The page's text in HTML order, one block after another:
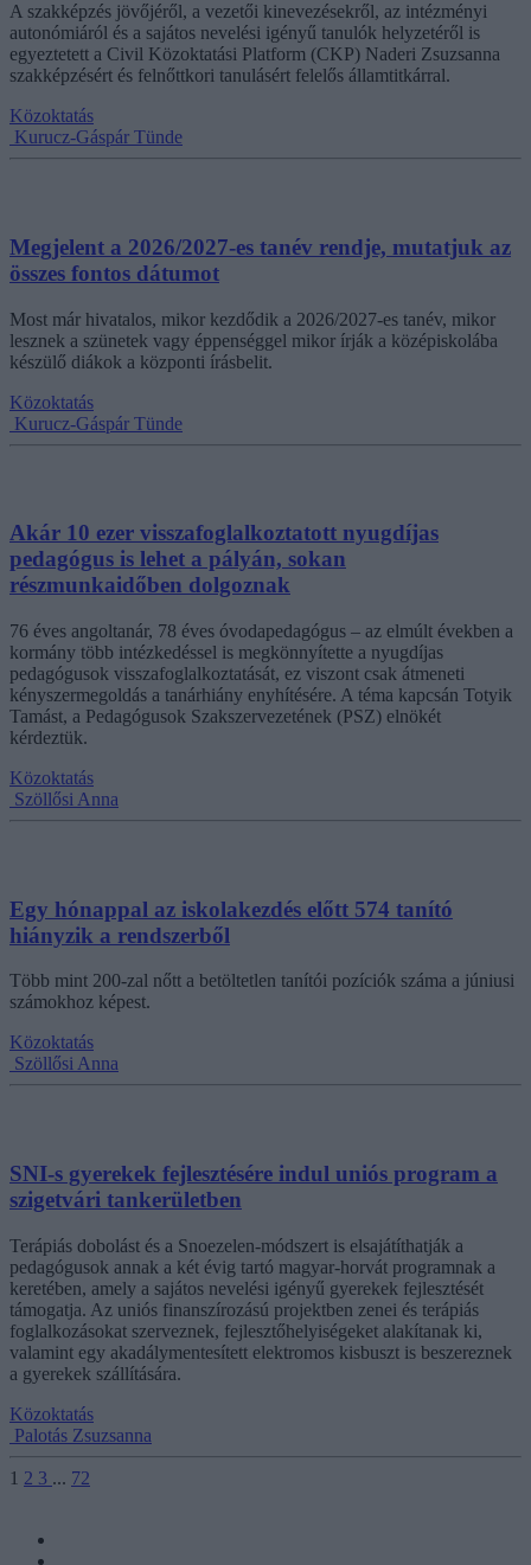
A szakképzés jövőjéről, a vezetői kinevezésekről, az intézményi
autonómiáról és a sajátos nevelési igényű tanulók helyzetéről is
egyeztetett a Civil Közoktatási Platform (CKP) Naderi Zsuzsanna
szakképzésért és felnőttkori tanulásért felelős államtitkárral.
Közoktatás
Kurucz-Gáspár Tünde
Megjelent a 2026/2027-es tanév rendje, mutatjuk az
összes fontos dátumot
Most már hivatalos, mikor kezdődik a 2026/2027-es tanév, mikor
lesznek a szünetek vagy éppenséggel mikor írják a középiskolába
készülő diákok a központi írásbelit.
Közoktatás
Kurucz-Gáspár Tünde
Akár 10 ezer visszafoglalkoztatott nyugdíjas
pedagógus is lehet a pályán, sokan
részmunkaidőben dolgoznak
76 éves angoltanár, 78 éves óvodapedagógus – az elmúlt években a
kormány több intézkedéssel is megkönnyítette a nyugdíjas
pedagógusok visszafoglalkoztatását, ez viszont csak átmeneti
kényszermegoldás a tanárhiány enyhítésére. A téma kapcsán Totyik
Tamást, a Pedagógusok Szakszervezetének (PSZ) elnökét
kérdeztük.
Közoktatás
Szöllősi Anna
Egy hónappal az iskolakezdés előtt 574 tanító
hiányzik a rendszerből
Több mint 200-zal nőtt a betöltetlen tanítói pozíciók száma a júniusi
számokhoz képest.
Közoktatás
Szöllősi Anna
SNI-s gyerekek fejlesztésére indul uniós program a
szigetvári tankerületben
Terápiás dobolást és a Snoezelen-módszert is elsajátíthatják a
pedagógusok annak a két évig tartó magyar-horvát programnak a
keretében, amely a sajátos nevelési igényű gyerekek fejlesztését
támogatja. Az uniós finanszírozású projektben zenei és terápiás
foglalkozásokat szerveznek, fejlesztőhelyiségeket alakítanak ki,
valamint egy akadálymentesített elektromos kisbuszt is beszereznek
a gyerekek szállítására.
Közoktatás
Palotás Zsuzsanna
1 2 3 ... 72